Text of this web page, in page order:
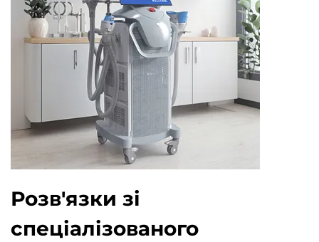
Розв'язки зі
спеціалізованого